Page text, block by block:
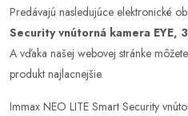
Predávajú nasledujúce elektronické
Security vnútorná kamera EYE,
A vďaka našej webovej stránke
produkt najlacnejšie.
Immax NEO LITE Smart Security